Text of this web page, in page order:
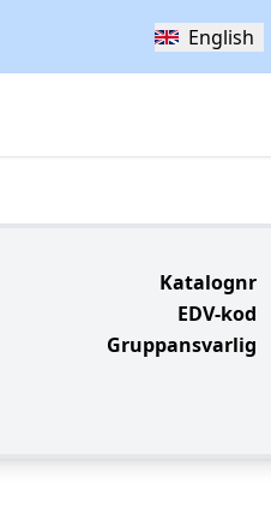
English
Katalognr
EDV-kod
Gruppansvarlig